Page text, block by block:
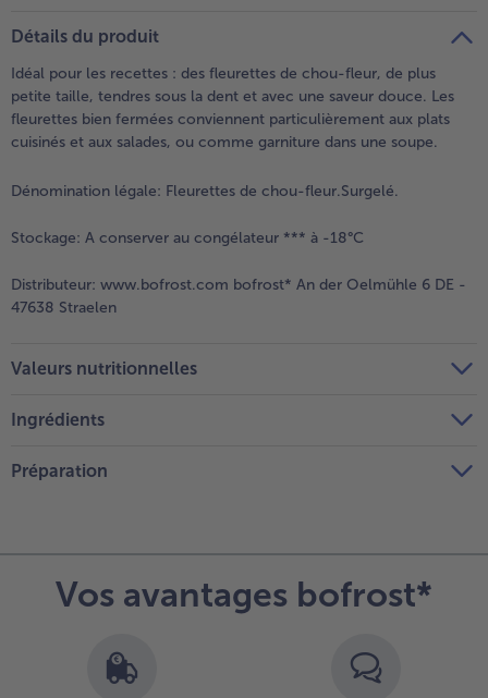
Détails du produit
Idéal pour les recettes : des fleurettes de chou-fleur, de plus
petite taille, tendres sous la dent et avec une saveur douce. Les
fleurettes bien fermées conviennent particulièrement aux plats
cuisinés et aux salades, ou comme garniture dans une soupe.
Dénomination légale: Fleurettes de chou-fleur.Surgelé.
Stockage: A conserver au congélateur *** à -18°C
Distributeur: www.bofrost.com bofrost* An der Oelmühle 6 DE -
47638 Straelen
Valeurs nutritionnelles
Ingrédients
Préparation
Vos avantages bofrost*